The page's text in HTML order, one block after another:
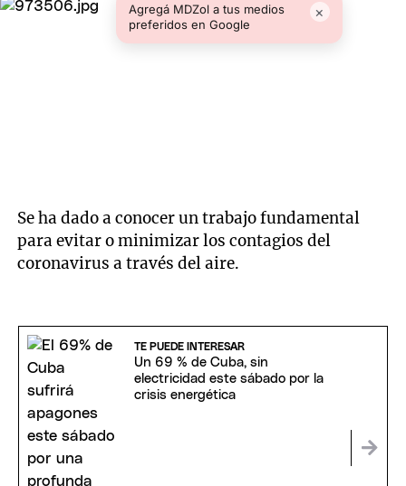
Agregá MDZol a tus medios
preferidos en Google
×
Se ha dado a conocer un trabajo fundamental
para evitar o minimizar los contagios del
coronavirus a través del aire.
TE PUEDE INTERESAR
Un 69 % de Cuba, sin
electricidad este sábado por la
crisis energética